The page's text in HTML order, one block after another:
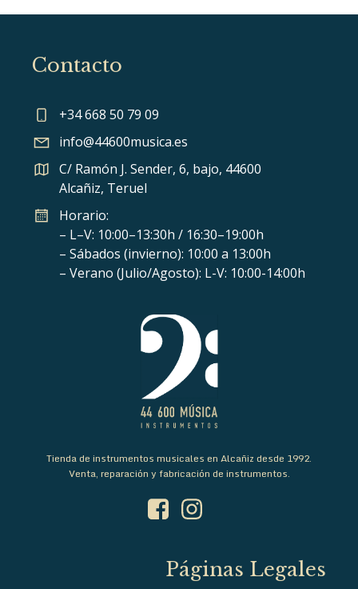
Contacto
+34 668 50 79 09
info@44600musica.es
C/ Ramón J. Sender, 6, bajo, 44600
Alcañiz, Teruel
Horario:
– L–V: 10:00–13:30h / 16:30–19:00h
– Sábados (invierno): 10:00 a 13:00h
– Verano (Julio/Agosto): L-V: 10:00-14:00h
Tienda de instrumentos musicales en Alcañiz desde 1992.
Venta, reparación y fabricación de instrumentos.
Páginas Legales